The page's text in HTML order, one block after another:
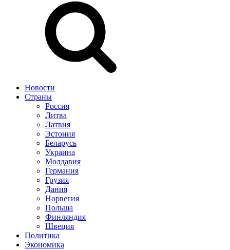
Новости
Страны
Россия
Литва
Латвия
Эстония
Беларусь
Украина
Молдавия
Германия
Грузия
Дания
Норвегия
Польша
Финляндия
Швеция
Политика
Экономика